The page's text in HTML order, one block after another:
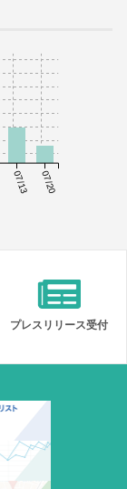
07/13 07/20
プレスリリース受付